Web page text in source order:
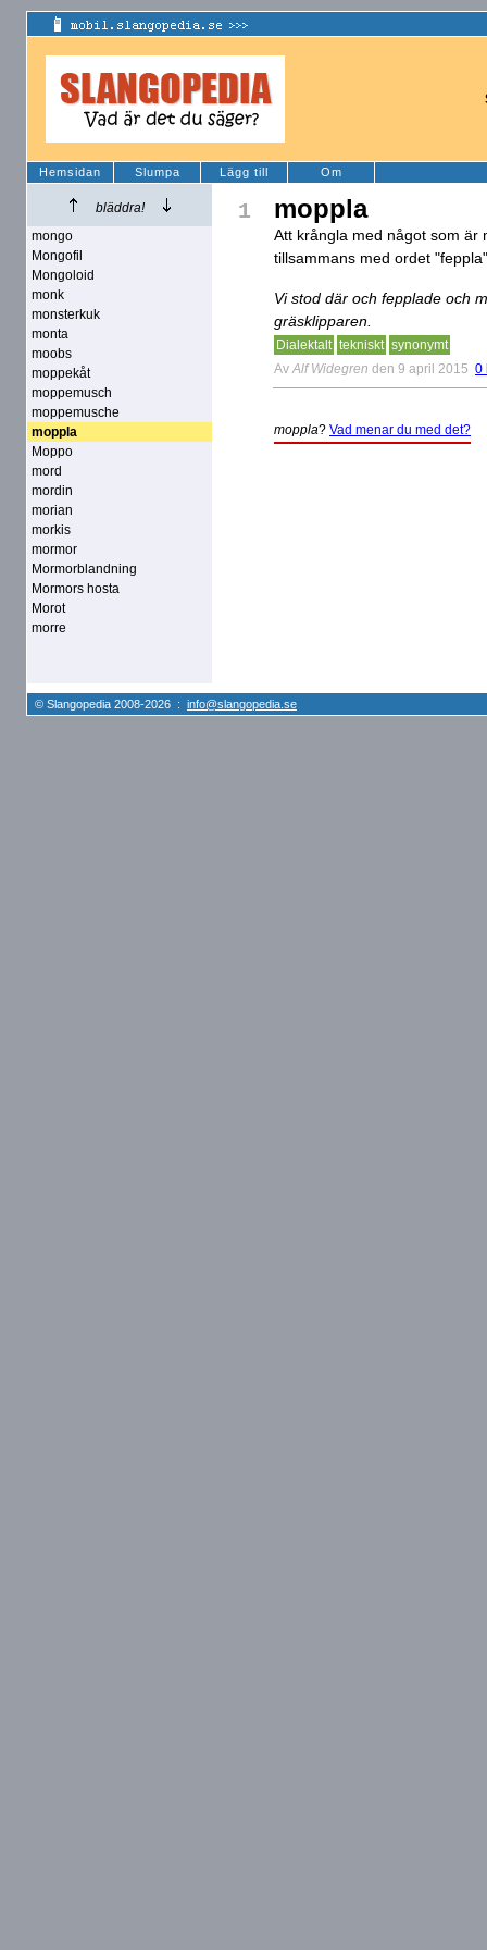
Hemsidan Slumpa Lägg till Om
bläddra!
mongo
Mongofil
Mongoloid
monk
monsterkuk
monta
moobs
moppekåt
moppemusch
moppemusche
moppla
Moppo
mord
mordin
morian
morkis
mormor
Mormorblandning
Mormors hosta
Morot
morre
1 moppla
Att krångla med något som är
tillsammans med ordet
Vi stod där och fepplade och
gräsklipparen.
Dialektalt tekniskt synonymt
Av Alf Widegren den 9 april 2015 0
moppla? Vad menar du med det?
© Slangopedia 2008-2026 : info@slangopedia.se